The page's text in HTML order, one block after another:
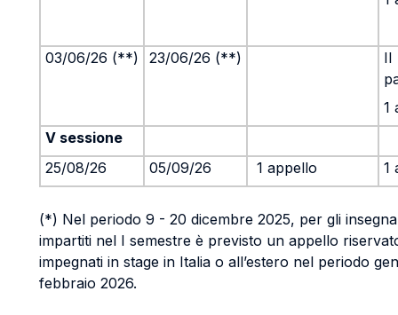
03/06/26 (**) 23/06/26 (**)
II
1
V sessione
25/08/26
05/09/26 1 appello 1
(*) Nel periodo 9 - 20 dicembre 2025, per gli
impartiti nel I semestre è previsto un appello
impegnati in stage in Italia o all’estero nel periodo
febbraio 2026.